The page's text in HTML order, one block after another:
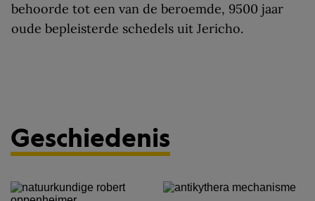
behoorde tot een van de beroemde, 9500 jaar
oude bepleisterde schedels uit Jericho.
Geschiedenis